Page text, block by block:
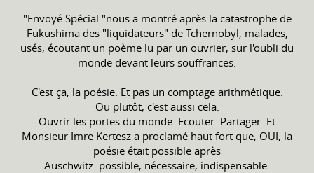
"Envoyé Spécial "nous a montré après la catastrophe de
Fukushima des "liquidateurs" de Tchernobyl, malades,
usés, écoutant un poème lu par un ouvrier, sur l'oubli du
monde devant leurs souffrances.
C'est ça, la poésie. Et pas un comptage arithmétique.
Ou plutôt, c'est aussi cela.
Ouvrir les portes du monde. Ecouter. Partager. Et
Monsieur Imre Kertesz a proclamé haut fort que, OUI, la
poésie était possible après
Auschwitz: possible, nécessaire, indispensable.